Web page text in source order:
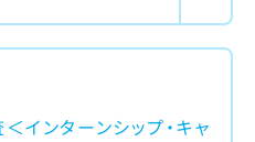
インターンシップ・キャ